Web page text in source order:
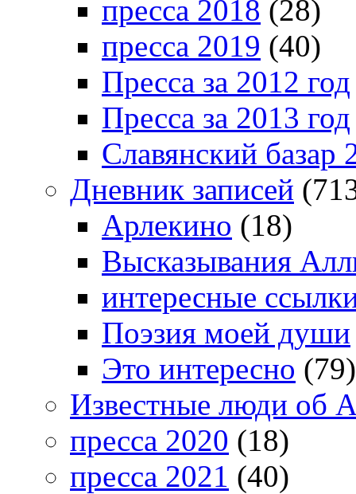
пресса 2018 (28)
пресса 2019 (40)
Пресса за 2012 год
Пресса за 2013 год
Славянский базар
Дневник записей
Арлекино (18)
Высказывания
интересные
Поэзия моей души
Это интересно (79)
Известные люди об
пресса 2020 (18)
пресса 2021 (40)